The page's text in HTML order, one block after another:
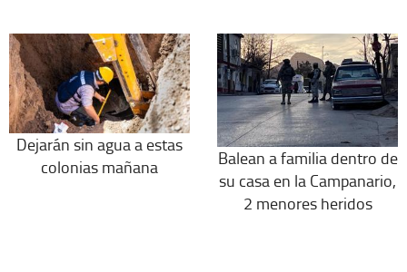
Dejarán sin agua a estas
colonias mañana
Balean a familia dentro de
su casa en la Campanario,
2 menores heridos